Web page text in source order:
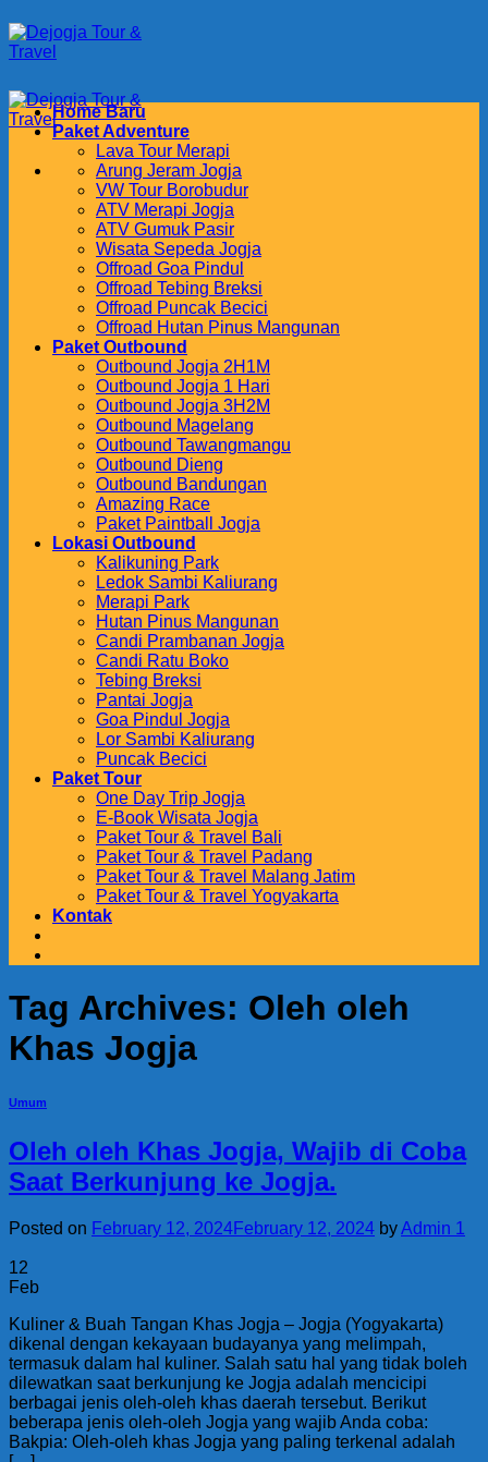
to
content
Home Baru
Paket Adventure
Lava Tour Merapi
Arung Jeram Jogja
VW Tour Borobudur
ATV Merapi Jogja
ATV Gumuk Pasir
Wisata Sepeda Jogja
Offroad Goa Pindul
Offroad Tebing Breksi
Offroad Puncak Becici
Offroad Hutan Pinus Mangunan
Paket Outbound
Outbound Jogja 2H1M
Outbound Jogja 1 Hari
Outbound Jogja 3H2M
Outbound Magelang
Outbound Tawangmangu
Outbound Dieng
Outbound Bandungan
Amazing Race
Paket Paintball Jogja
Lokasi Outbound
Kalikuning Park
Ledok Sambi Kaliurang
Merapi Park
Hutan Pinus Mangunan
Candi Prambanan Jogja
Candi Ratu Boko
Tebing Breksi
Pantai Jogja
Goa Pindul Jogja
Lor Sambi Kaliurang
Puncak Becici
Paket Tour
One Day Trip Jogja
E-Book Wisata Jogja
Paket Tour & Travel Bali
Paket Tour & Travel Padang
Paket Tour & Travel Malang Jatim
Paket Tour & Travel Yogyakarta
Kontak
Tag Archives: Oleh oleh
Khas Jogja
Umum
Oleh oleh Khas Jogja, Wajib di Coba
Saat Berkunjung ke Jogja.
Posted on February 12, 2024February 12, 2024 byAdmin 1
12
Feb
Kuliner & Buah Tangan Khas Jogja – Jogja (Yogyakarta)
dikenal dengan kekayaan budayanya yang melimpah,
termasuk dalam hal kuliner. Salah satu hal yang tidak boleh
dilewatkan saat berkunjung ke Jogja adalah mencicipi
berbagai jenis oleh-oleh khas daerah tersebut. Berikut
beberapa jenis oleh-oleh Jogja yang wajib Anda coba:
Bakpia: Oleh-oleh khas Jogja yang paling terkenal adalah